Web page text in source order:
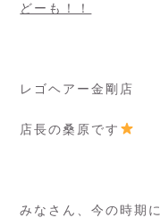
どーも！！
レゴヘアー金剛店
店長の桑原です
みなさん、今の時期